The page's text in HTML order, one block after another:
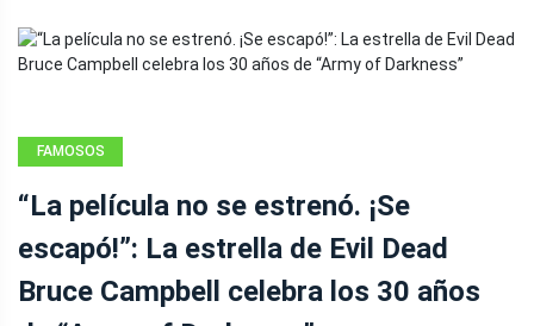
FAMOSOS
“La película no se estrenó. ¡Se
escapó!”: La estrella de Evil Dead
Bruce Campbell celebra los 30 años